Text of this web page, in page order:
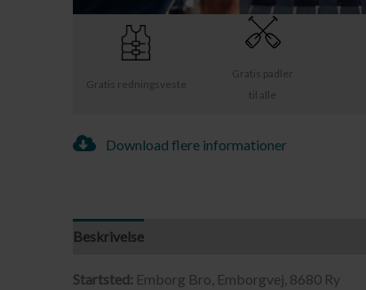
Gratis redningsveste
Gratis padler
til alle
Download flere informationer
Beskrivelse
Startsted: Emborg Bro, Emborgvej, 8680 Ry